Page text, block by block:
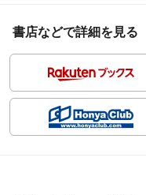
書店などで詳細を見る